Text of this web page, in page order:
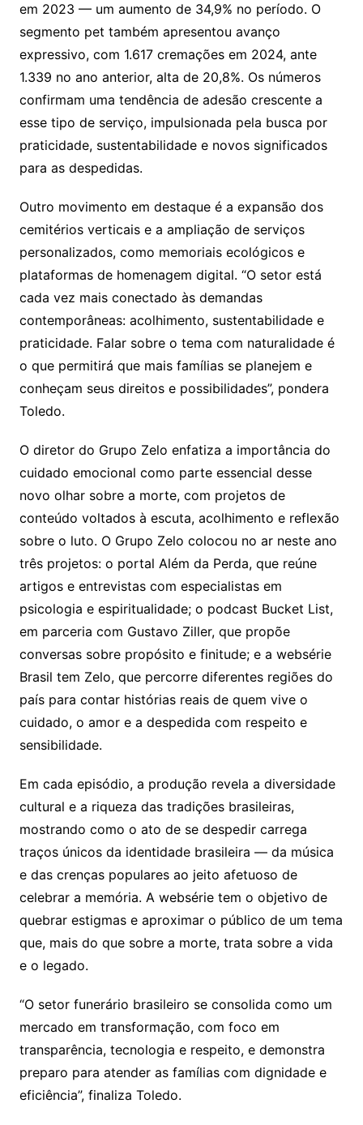
em 2023 — um aumento de 34,9% no período. O
segmento pet também apresentou avanço
expressivo, com 1.617 cremações em 2024, ante
1.339 no ano anterior, alta de 20,8%. Os números
confirmam uma tendência de adesão crescente a
esse tipo de serviço, impulsionada pela busca por
praticidade, sustentabilidade e novos significados
para as despedidas.
Outro movimento em destaque é a expansão dos
cemitérios verticais e a ampliação de serviços
personalizados, como memoriais ecológicos e
plataformas de homenagem digital. “O setor está
cada vez mais conectado às demandas
contemporâneas: acolhimento, sustentabilidade e
praticidade. Falar sobre o tema com naturalidade é
o que permitirá que mais famílias se planejem e
conheçam seus direitos e possibilidades”, pondera
Toledo.
O diretor do Grupo Zelo enfatiza a importância do
cuidado emocional como parte essencial desse
novo olhar sobre a morte, com projetos de
conteúdo voltados à escuta, acolhimento e reflexão
sobre o luto. O Grupo Zelo colocou no ar neste ano
três projetos: o portal Além da Perda, que reúne
artigos e entrevistas com especialistas em
psicologia e espiritualidade; o podcast Bucket List,
em parceria com Gustavo Ziller, que propõe
conversas sobre propósito e finitude; e a websérie
Brasil tem Zelo, que percorre diferentes regiões do
país para contar histórias reais de quem vive o
cuidado, o amor e a despedida com respeito e
sensibilidade.
Em cada episódio, a produção revela a diversidade
cultural e a riqueza das tradições brasileiras,
mostrando como o ato de se despedir carrega
traços únicos da identidade brasileira — da música
e das crenças populares ao jeito afetuoso de
celebrar a memória. A websérie tem o objetivo de
quebrar estigmas e aproximar o público de um tema
que, mais do que sobre a morte, trata sobre a vida
e o legado.
“O setor funerário brasileiro se consolida como um
mercado em transformação, com foco em
transparência, tecnologia e respeito, e demonstra
preparo para atender as famílias com dignidade e
eficiência”, finaliza Toledo.